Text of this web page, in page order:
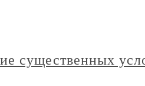
существенных